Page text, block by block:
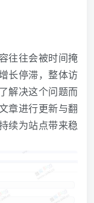
往往会被时间掩
长停滞，整体访
解决这个问题而
章进行更新与翻
续为站点带来稳